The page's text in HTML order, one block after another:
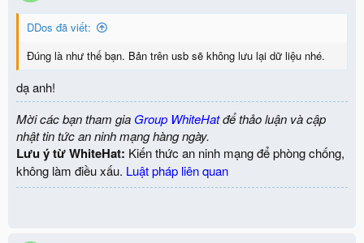
DDos đã viết:
Đúng là như thế bạn. Bản trên usb sẽ không lưu lại dữ liệu nhé.
dạ anh!
Mời các bạn tham gia Group WhiteHatđể thảo luận và cập
nhật tin tức an ninh mạng hàng ngày.
Lưu ý từ WhiteHat: Kiến thức an ninh mạng để phòng chống,
không làm điều xấu. Luật pháp liên quan